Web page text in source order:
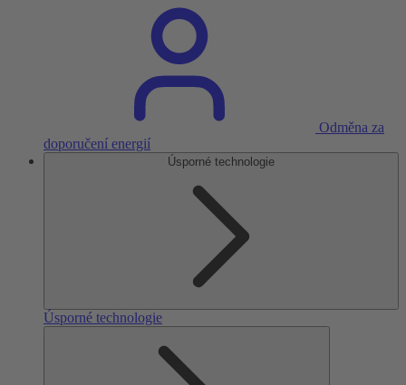
Odměna za
doporučení energií
Úsporné technologie
Úsporné technologie